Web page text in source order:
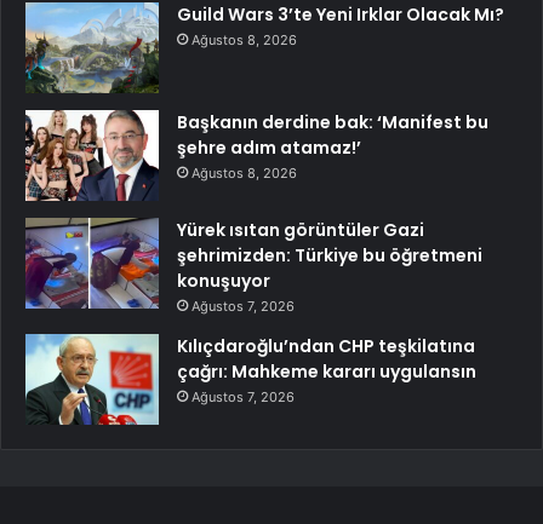
Guild Wars 3’te Yeni Irklar Olacak Mı?
Ağustos 8, 2026
Başkanın derdine bak: ‘Manifest bu
şehre adım atamaz!’
Ağustos 8, 2026
Yürek ısıtan görüntüler Gazi
şehrimizden: Türkiye bu öğretmeni
konuşuyor
Ağustos 7, 2026
Kılıçdaroğlu’ndan CHP teşkilatına
çağrı: Mahkeme kararı uygulansın
Ağustos 7, 2026